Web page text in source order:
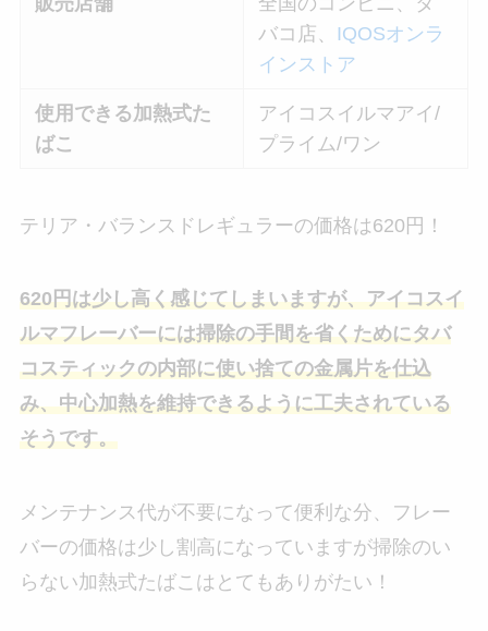
バコ店、 IQOSオンラ
インストア
使用できる加熱式た
ばこ
アイコスイルマアイ/
プライム/ワン
テリア・バランスドレギュラーの価格は620円！
620円は少し高く感じてしまいますが、アイコスイ
ルマフレーバーには掃除の手間を省くためにタバ
コスティックの内部に使い捨ての金属片を仕込
み、中心加熱を維持できるように工夫されている
そうです。
メンテナンス代が不要になって便利な分、フレー
バーの価格は少し割高になっていますが掃除のい
らない加熱式たばこはとてもありがたい！